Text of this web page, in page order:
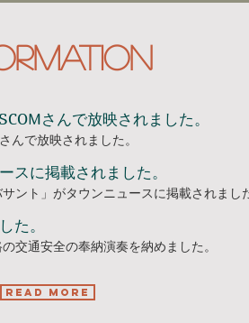
んで放映されました。
さんで放映されました。
ント」がタウンニュースに掲載されまし
スに掲載されました。
交通安全の奉納演奏を納めました。
た。
read more